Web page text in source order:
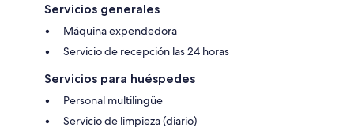
Servicios generales
Máquina expendedora
Servicio de recepción las 24 horas
Servicios para huéspedes
Personal multilingüe
Servicio de limpieza (diario)